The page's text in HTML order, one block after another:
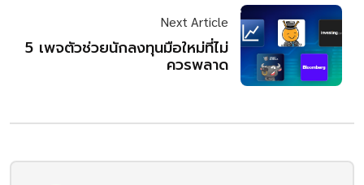
Next Article
5 เพจตัวช่วยนักลงทุนมือใหม่ที่ไม่
ควรพลาด